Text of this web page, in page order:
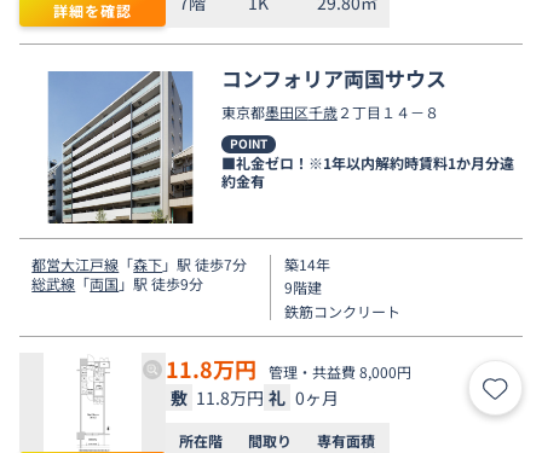
詳細を確認
コンフォリア両国サウス
東京都墨田区千歳２丁目１４－８
POINT
■礼金ゼロ！※1年以内解約時賃料1か月分違
約金有
都営大江戸線 「森下」駅 徒歩7分
総武線 「両国 」駅 徒歩9分
築14年
9階建
鉄筋コンクリート
11.8万円 管理・共益費 8,000円
敷 11.8万円 礼 0ヶ月 お気
所在階 間取り 専有面積